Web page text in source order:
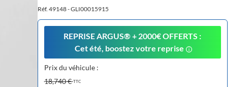
Réf. 49148 - GLI00015915
REPRISE ARGUS®️ + 2000€ OFFERTS :
Cet été, boostez votre reprise
Prix du véhicule :
18,740 €TTC